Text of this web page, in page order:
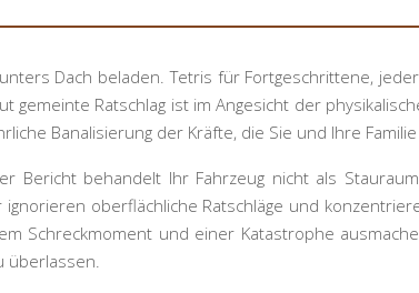
Dach beladen. Tetris für Fortgeschrittene,
gemeinte Ratschlag ist im Angesicht der
Banalisierung der Kräfte, die Sie und Ihre
Bericht behandelt Ihr Fahrzeug nicht als
oberflächliche Ratschläge und
Schreckmoment und einer Katastrophe
überlassen.